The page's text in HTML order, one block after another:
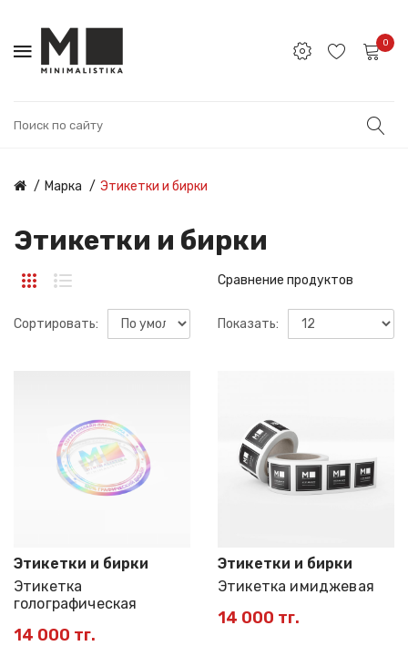
0
Марка Этикетки и бирки
Этикетки и бирки
Сравнение продуктов
Сортировать: Показать:
Этикетки и бирки
Этикетка
голографическая
14 000 тг.
Этикетки и бирки
Этикетка имиджевая
14 000 тг.